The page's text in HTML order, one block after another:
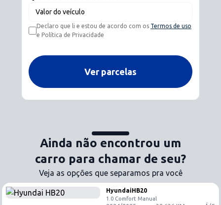
Valor do veículo
Declaro que li e estou de acordo com os Termos de uso
e Política de Privacidade
Ver parcelas
Ainda não encontrou um
carro para chamar de seu?
Veja as opções que separamos pra você
Hyundai HB20
1.0 Comfort Manual